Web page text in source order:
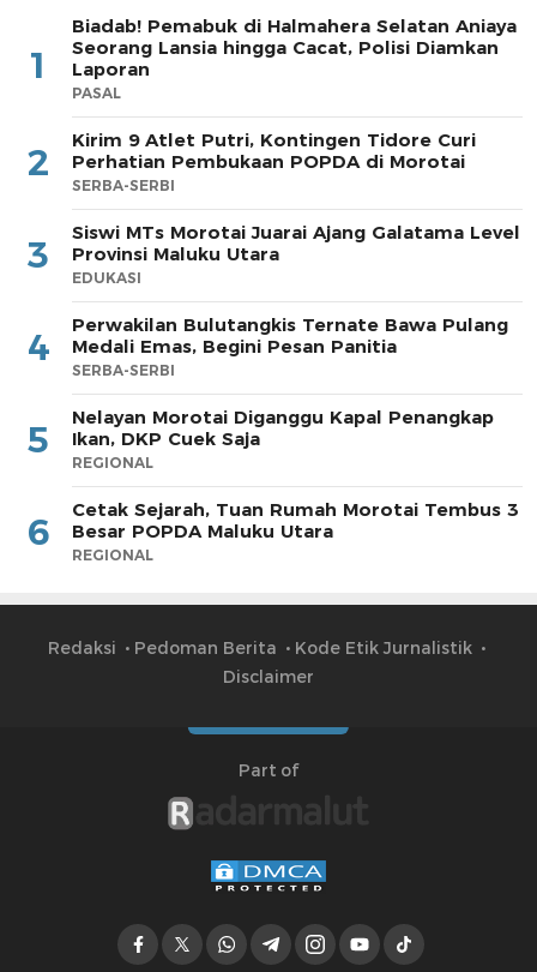
1
Biadab! Pemabuk di Halmahera Selatan Aniaya
Seorang Lansia hingga Cacat, Polisi Diamkan
Laporan
PASAL
2
Kirim 9 Atlet Putri, Kontingen Tidore Curi
Perhatian Pembukaan POPDA di Morotai
SERBA-SERBI
3
Siswi MTs Morotai Juarai Ajang Galatama Level
Provinsi Maluku Utara
EDUKASI
4
Perwakilan Bulutangkis Ternate Bawa Pulang
Medali Emas, Begini Pesan Panitia
SERBA-SERBI
5
Nelayan Morotai Diganggu Kapal Penangkap
Ikan, DKP Cuek Saja
REGIONAL
6
Cetak Sejarah, Tuan Rumah Morotai Tembus 3
Besar POPDA Maluku Utara
REGIONAL
Redaksi Pedoman Berita
Kode Etik Jurnalistik
Disclaimer
Part of